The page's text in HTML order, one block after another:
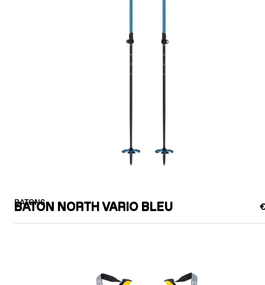
BATONS
BATON NORTH VARIO BLEU